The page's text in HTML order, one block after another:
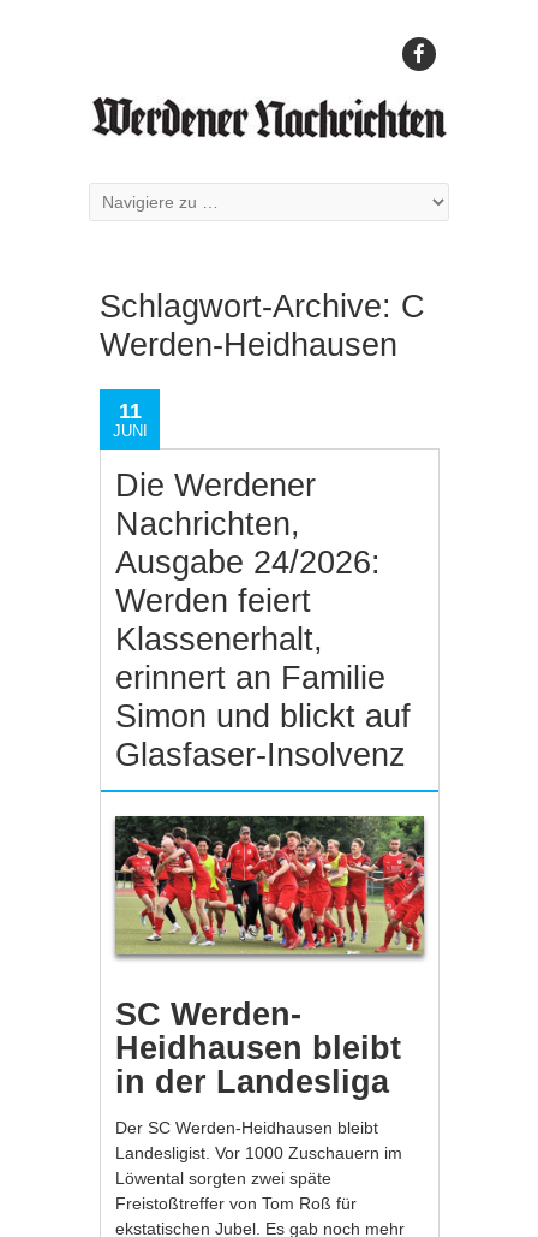
Schlagwort-Archive: C
Werden-Heidhausen
11
JUNI
Die Werdener
Nachrichten,
Ausgabe 24/2026:
Werden feiert
Klassenerhalt,
erinnert an Familie
Simon und blickt auf
Glasfaser-Insolvenz
SC Werden-
Heidhausen bleibt
in der Landesliga
Der SC Werden-Heidhausen bleibt
Landesligist. Vor 1000 Zuschauern im
Löwental sorgten zwei späte
Freistoßtreffer von Tom Roß für
ekstatischen Jubel. Es gab noch mehr